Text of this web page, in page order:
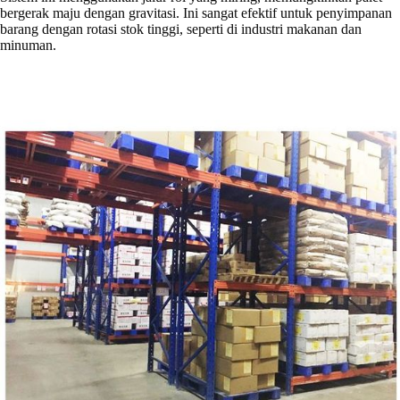
bergerak maju dengan gravitasi. Ini sangat efektif untuk penyimpanan
barang dengan rotasi stok tinggi, seperti di industri makanan dan
minuman.